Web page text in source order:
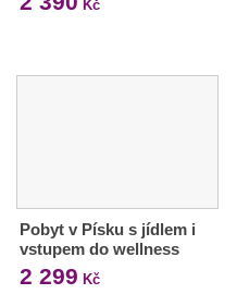
Kč
Pobyt v Písku s jídlem i
vstupem do wellness
2 299 Kč